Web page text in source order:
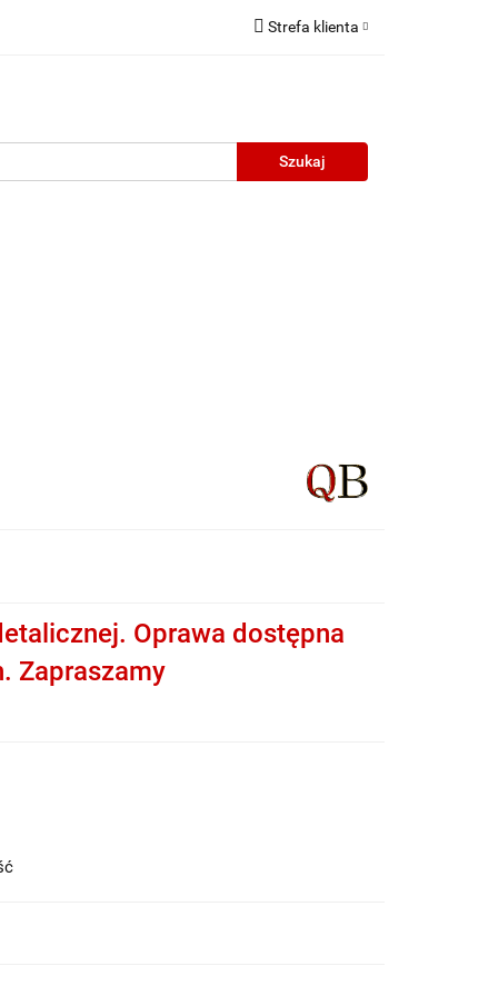
Strefa klienta
Dodaj zgłoszenie
Oprawa dostępna
Zapraszamy